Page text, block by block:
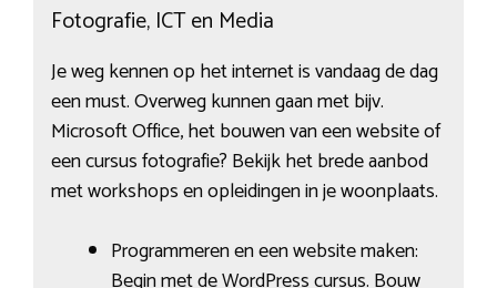
Fotografie, ICT en Media
Je weg kennen op het internet is vandaag de dag
een must. Overweg kunnen gaan met bijv.
Microsoft Office, het bouwen van een website of
een cursus fotografie? Bekijk het brede aanbod
met workshops en opleidingen in je woonplaats.
Programmeren en een website maken: